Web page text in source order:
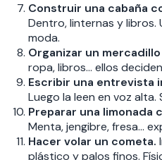
Construir una cabaña
Dentro, linternas y libros.
moda.
Organizar un
ropa, libros… ellos
Escribir una entrevista
Luego la leen en voz alta.
Preparar una
Menta, jengibre, fresa…
Hacer volar un cometa.
plástico y palos finos.